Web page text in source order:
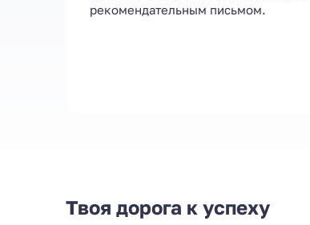
рекомендательным письмом.
Твоя дорога к успеху